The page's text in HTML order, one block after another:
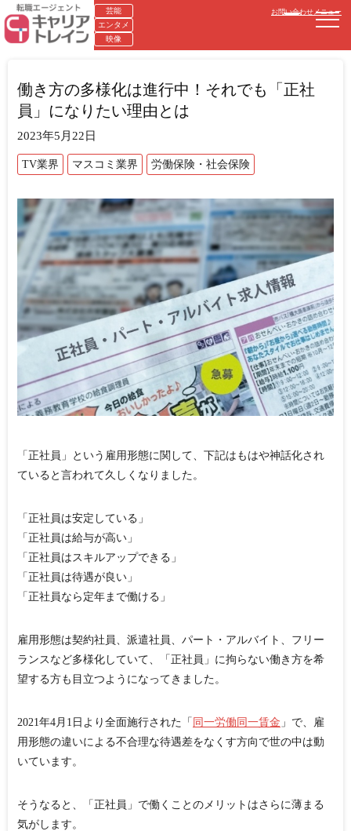
芸能
エンタメ
映像
お問い合わせメニュー
働き方の多様化は進行中！それでも「正社
員」になりたい理由とは
2023年5月22日
TV業界 マスコミ業界 労働保険・社会保険
「正社員」という雇用形態に関して、下記はもはや神話化され
ていると言われて久しくなりました。
「正社員は安定している」
「正社員は給与が高い」
「正社員はスキルアップできる」
「正社員は待遇が良い」
「正社員なら定年まで働ける」
雇用形態は契約社員、派遣社員、パート・アルバイト、フリー
ランスなど多様化していて、「正社員」に拘らない働き方を希
望する方も目立つようになってきました。
2021年4月1日より全面施行された「 同一労働同一賃金 」で、雇
用形態の違いによる不合理な待遇差をなくす方向で世の中は動
いています。
そうなると、「正社員」で働くことのメリットはさらに薄まる
気がします。